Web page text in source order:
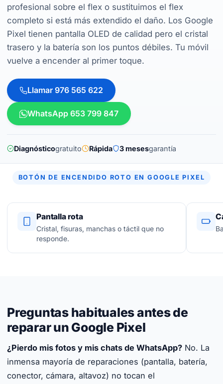
profesional sobre el flex o sustituimos el flex
completo si está más extendido el daño. Los Google
Pixel tienen pantalla OLED de calidad pero el cristal
trasero y la batería son los puntos débiles. Tu móvil
vuelve a encender al primer toque.
Llamar 976 565 622
WhatsApp 653 799 847
Diagnósticogratuito Rápida 3 mesesgarantía
BOTÓN DE ENCENDIDO ROTO EN GOOGLE PIXEL
Pantalla rota
Cristal, fisuras, manchas o táctil que no
responde.
Preguntas habituales antes de
reparar un Google Pixel
¿Pierdo mis fotos y mis chats de WhatsApp? No. La
inmensa mayoría de reparaciones (pantalla, batería,
conector, cámara, altavoz) no tocan el